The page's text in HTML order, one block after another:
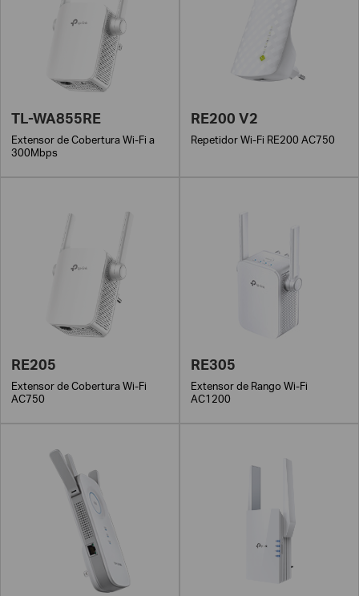
TL-WA855RE
Extensor de Cobertura Wi-Fi a
300Mbps
RE200 V2
Repetidor Wi-Fi RE200 AC750
RE205
Extensor de Cobertura Wi-Fi
AC750
RE305
Extensor de Rango Wi-Fi
AC1200